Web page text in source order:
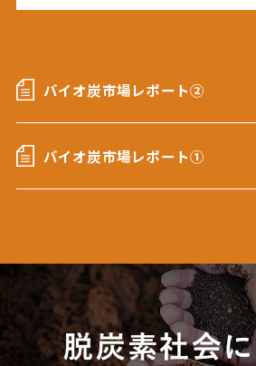
バイオ炭市場レポート②
バイオ炭市場レポート①